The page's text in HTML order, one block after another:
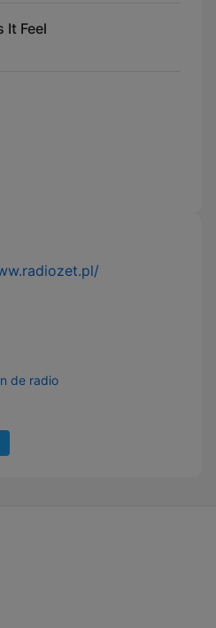
It Feel
de radio